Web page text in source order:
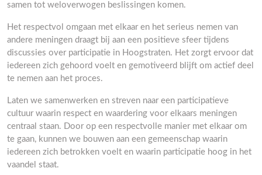
samen tot weloverwogen beslissingen komen.
Het respectvol omgaan met elkaar en het serieus nemen van
andere meningen draagt bij aan een positieve sfeer tijdens
discussies over participatie in Hoogstraten. Het zorgt ervoor dat
iedereen zich gehoord voelt en gemotiveerd blijft om actief deel
te nemen aan het proces.
Laten we samenwerken en streven naar een participatieve
cultuur waarin respect en waardering voor elkaars meningen
centraal staan. Door op een respectvolle manier met elkaar om
te gaan, kunnen we bouwen aan een gemeenschap waarin
iedereen zich betrokken voelt en waarin participatie hoog in het
vaandel staat.